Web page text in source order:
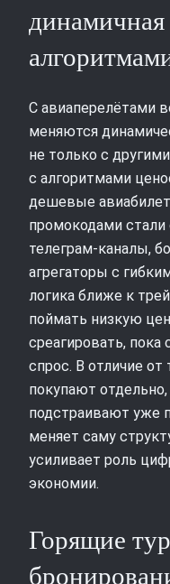
динамичная
С авиаперелётами
меняются
не только с
с алгоритмами
дешевые
промокодами стали
телеграм-каналы,
агрегаторы с
логика ближе к
поймать низкую
среагировать, пока
спрос. В отличие от
покупают
подстраивают уже
меняет саму
усиливает роль
экономии.
Горящие